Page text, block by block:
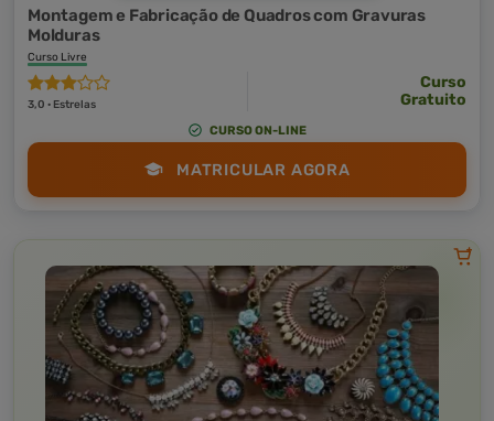
Montagem e Fabricação de Quadros com Gravuras
Molduras
Curso Livre
3,0 · Estrelas
Curso
Gratuito
CURSO ON-LINE
MATRICULAR AGORA